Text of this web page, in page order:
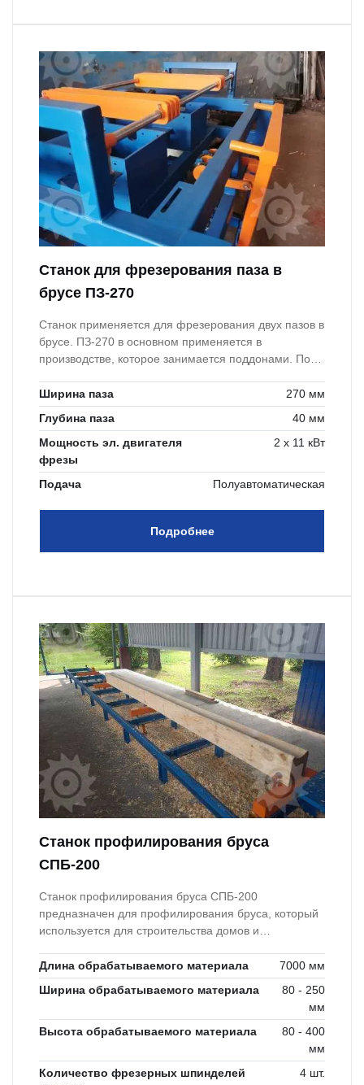
Станок для фрезерования паза в
брусе ПЗ-270
Станок применяется для фрезерования двух пазов в
брусе. ПЗ-270 в основном применяется в
производстве, которое занимается поддонами. Под
погрузчика.
Ширина паза
270 мм
Глубина паза
40 мм
Мощность эл. двигателя
фрезы
2 х 11 кВт
Подача Полуавтоматическая
Подробнее
Станок профилирования бруса
СПБ-200
Станок профилирования бруса СПБ-200
предназначен для профилирования бруса, который
используется для строительства домов и
Длина обрабатываемого материала
7000 мм
Ширина обрабатываемого материала
80 - 250
мм
Высота обрабатываемого материала
80 - 400
мм
Количество фрезерных шпинделей
4 шт.